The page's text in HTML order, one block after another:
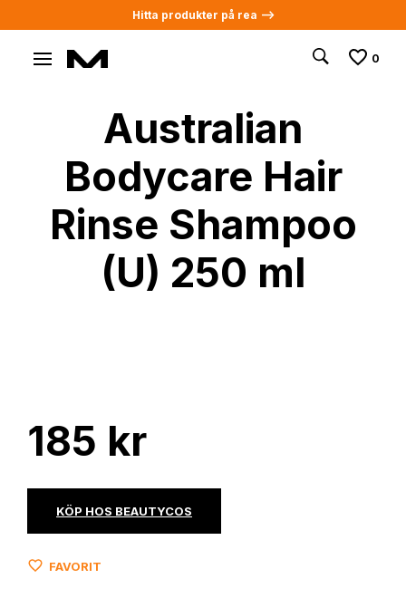
Hitta produkter på rea -->
0
Australian
Bodycare Hair
Rinse Shampoo
(U) 250 ml
185 kr
KÖP HOS BEAUTYCOS
FAVORIT